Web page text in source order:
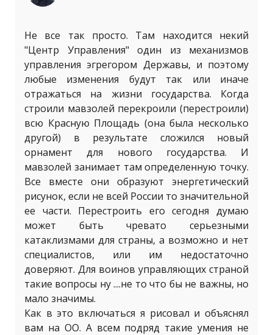
Не все так просто. Там находится некий
"Центр Управления" один из механизмов
управления эгрегором Державы, и поэтому
любые изменения будут так или иначе
отражаться на жизни государства. Когда
строили мавзолей перекроили (перестроили)
всю Красную Площадь (она была несколько
другой) в результате сложился новый
орнамент для нового государства. И
мавзолей занимает там определенную точку.
Все вместе они образуют энергетический
рисунок, если не всей России то значительной
ее части. Перестроить его сегодня думаю
может быть чревато серьезными
катаклизмами для страны, а возможно и нет
специалистов, или им недостаточно
доверяют. Для воинов управляющих страной
такие вопросы ну ....не то что бы не важны, но
мало значимы.
Как в это включаться я рисовал и объяснял
вам на ОО. А всем подряд такие умения не